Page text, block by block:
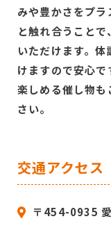
みや豊かさをプ
と触れ合うこと
いただけます。
けますので安心
楽しめる催し物
さい。
交通アクセス
〒454-0935